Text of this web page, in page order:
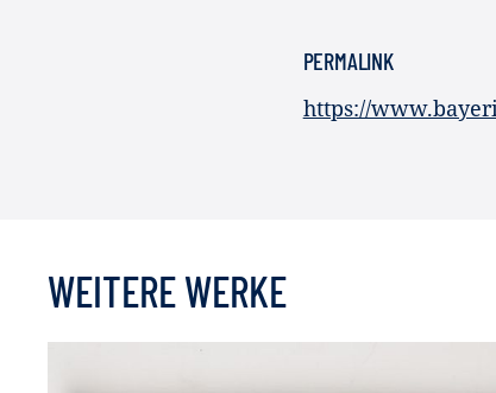
PERMALINK
https://
WEITERE WERKE